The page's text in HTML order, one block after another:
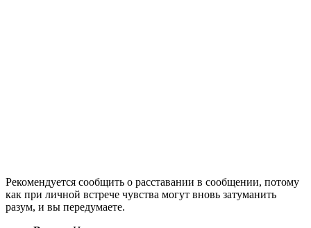
Рекомендуется сообщить о расставании в сообщении, потому
как при личной встрече чувства могут вновь затуманить
разум, и вы передумаете.